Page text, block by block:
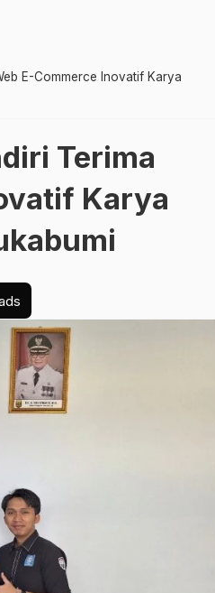
E-Commerce Inovatif Karya
Terima
Karya